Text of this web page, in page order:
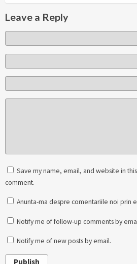
Leave a Reply
Save my name, email, and website in
comment.
Anunta-ma despre comentariile noi prin
Notify me of follow-up comments by
Notify me of new posts by email.
Publish